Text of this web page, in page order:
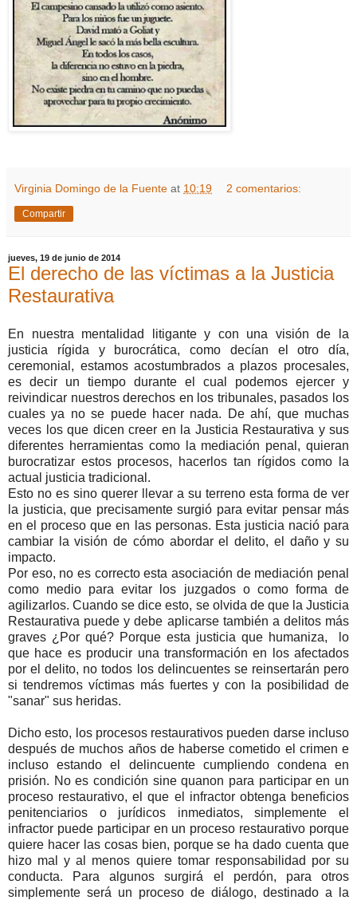
Virginia Domingo de la Fuente at 10:19 2 comentarios:
Compartir
jueves, 19 de junio de 2014
El derecho de las víctimas a la Justicia
Restaurativa
En nuestra mentalidad litigante y con una visión de la
justicia rígida y burocrática, como decían el otro día,
ceremonial, estamos acostumbrados a plazos procesales,
es decir un tiempo durante el cual podemos ejercer y
reivindicar nuestros derechos en los tribunales, pasados los
cuales ya no se puede hacer nada. De ahí, que muchas
veces los que dicen creer en la Justicia Restaurativa y sus
diferentes herramientas como la mediación penal, quieran
burocratizar estos procesos, hacerlos tan rígidos como la
actual justicia tradicional.
Esto no es sino querer llevar a su terreno esta forma de ver
la justicia, que precisamente surgió para evitar pensar más
en el proceso que en las personas. Esta justicia nació para
cambiar la visión de cómo abordar el delito, el daño y su
impacto.
Por eso, no es correcto esta asociación de mediación penal
como medio para evitar los juzgados o como forma de
agilizarlos. Cuando se dice esto, se olvida de que la Justicia
Restaurativa puede y debe aplicarse también a delitos más
graves ¿Por qué? Porque esta justicia que humaniza, lo
que hace es producir una transformación en los afectados
por el delito, no todos los delincuentes se reinsertarán pero
si tendremos víctimas más fuertes y con la posibilidad de
"sanar" sus heridas.
Dicho esto, los procesos restaurativos pueden darse incluso
después de muchos años de haberse cometido el crimen e
incluso estando el delincuente cumpliendo condena en
prisión. No es condición sine quanon para participar en un
proceso restaurativo, el que el infractor obtenga beneficios
penitenciarios o jurídicos inmediatos, simplemente el
infractor puede participar en un proceso restaurativo porque
quiere hacer las cosas bien, porque se ha dado cuenta que
hizo mal y al menos quiere tomar responsabilidad por su
conducta. Para algunos surgirá el perdón, para otros
simplemente será un proceso de diálogo, destinado a la